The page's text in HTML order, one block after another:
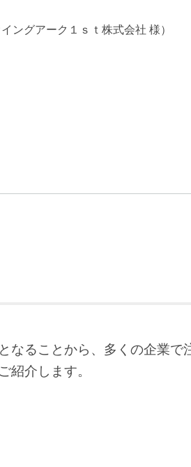
ングアーク１ｓｔ株式会社 様）
なることから、多くの企業で
紹介します。